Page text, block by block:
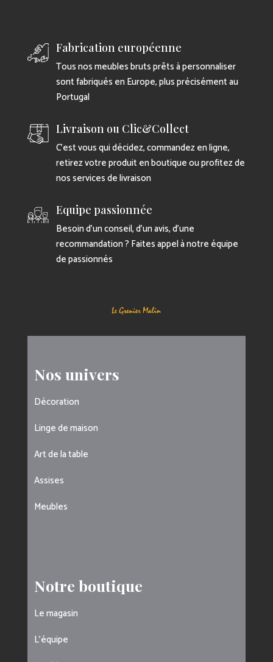
Fabrication européenne
Tous nos meubles bruts prêts à personnaliser
sont fabriqués en Europe, plus précisément au
Portugal
Livraison ou Clic&Collect
C’est vous qui décidez, commandez en ligne,
retirez votre produit en boutique ou profitez de
nos services de livraison
Equipe passionnée
Besoin d’un conseil, d’un avis, d’une
recommandation ? Faites appel à notre équipe
de passionnés
Nos univers
Décoration
Linge de maison
Art de la table
Assises
Meubles
Notre boutique
Le magasin
L’équipe